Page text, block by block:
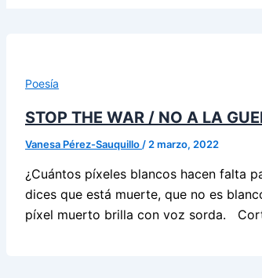
Poesía
STOP THE WAR / NO A LA
Vanesa Pérez-Sauquillo / 2 marzo, 2022
¿Cuántos píxeles blancos hacen falta
dices que está muerte, que no es
píxel muerto brilla con voz sorda.